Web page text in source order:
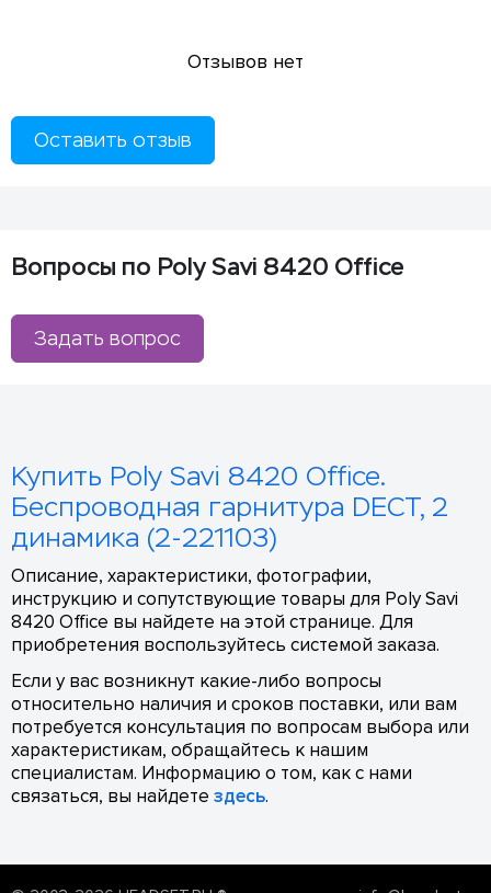
Отзывов нет
Оставить отзыв
Вопросы по Poly Savi 8420 Office
Задать вопрос
Купить Poly Savi 8420 Office.
Беспроводная гарнитура DECT, 2
динамика (2-221103)
Описание, характеристики, фотографии,
инструкцию и сопутствующие товары для Poly Savi
8420 Office вы найдете на этой странице. Для
приобретения воспользуйтесь системой заказа.
Если у вас возникнут какие-либо вопросы
относительно наличия и сроков поставки, или вам
потребуется консультация по вопросам выбора или
характеристикам, обращайтесь к нашим
специалистам. Информацию о том, как с нами
связаться, вы найдете здесь.